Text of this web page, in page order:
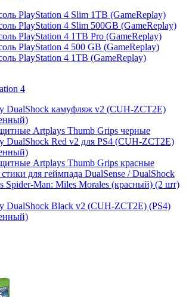
PlayStation 4 Slim 1TB (GameReplay)
PlayStation 4 Slim 500GB (GameReplay)
PlayStation 4 1TB Pro (GameReplay)
PlayStation 4 500 GB (GameReplay)
PlayStation 4 1TB (GameReplay)
4
DualShock камуфляж v2 (CUH-ZCT2E)
Artplays Thumb Grips черные
DualShock Red v2 для PS4 (CUH-ZCT2E)
Artplays Thumb Grips красные
для геймпада DualSense / DualShock
Spider-Man: Miles Morales (красный) (2 шт)
DualShock Black v2 (CUH-ZCT2E) (PS4)